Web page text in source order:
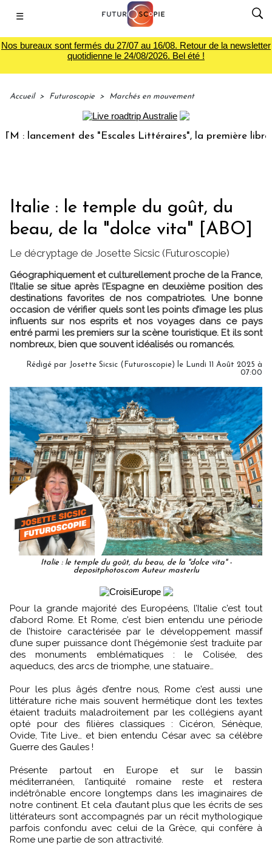
☰
Nos bureaux sont fermés du 27/07 au 16/08. Retour de la newsletter
quotidienne le 24/08/2026. Bel été !
Accueil > Futuroscopie > Marchés en mouvement
des "Escales Littéraires", la première librairie du
Italie : le temple du goût, du
beau, de la "dolce vita" [ABO]
Le décryptage de Josette Sicsic (Futuroscopie)
Géographiquement et culturellement proche de la France,
l’Italie se situe après l’Espagne en deuxième position des
destinations favorites de nos compatriotes. Une bonne
occasion de vérifier quels sont les points d’image les plus
influents sur nos esprits et nos voyages dans ce pays
entré parmi les premiers sur la scène touristique. Et ils sont
nombreux, bien que souvent idéalisés ou romancés.
Rédigé par Josette Sicsic (Futuroscopie) le Lundi 11 Août 2025 à
07:00
Italie : le temple du goût, du beau, de la "dolce vita" -
depositphotos.com Auteur masterlu
Pour la grande majorité des Européens, l’Italie c’est tout
d’abord Rome. Et Rome, c’est bien entendu une période
de l’histoire caractérisée par le développement massif
d’une super puissance dont l’hégémonie s’est traduite par
des monuments emblématiques : le Colisée, des
aqueducs, des arcs de triomphe, une statuaire…
Pour les plus âgés d’entre nous, Rome c’est aussi une
littérature riche mais souvent hermétique dont les textes
étaient traduits maladroitement par les collégiens ayant
opté pour des filières classiques : Cicéron, Sénèque,
Ovide, Tite Live… et bien entendu César avec sa célèbre
Guerre des Gaules !
Présente partout en Europe et sur le bassin
méditerranéen, l’antiquité romaine reste et restera
indétrônable encore longtemps dans les imaginaires de
notre continent. Et cela d’autant plus que les écrits de ses
littérateurs sont accompagnés par un récit mythologique
parfois confondu avec celui de la Grèce, qui confère à
Rome une partie de son attractivité.